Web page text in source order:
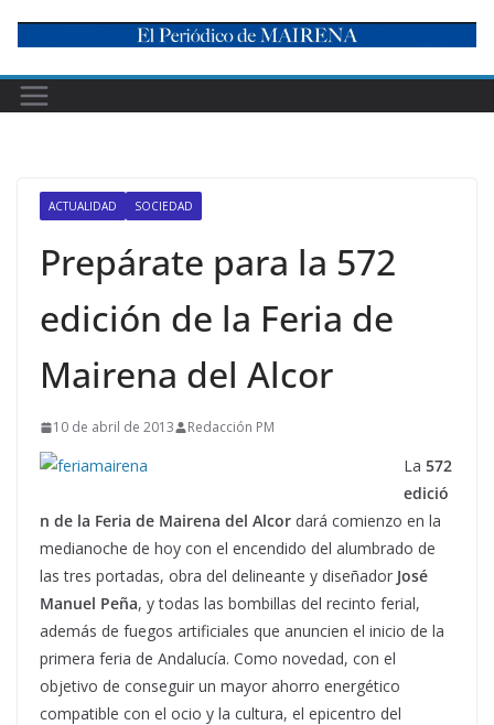
content
ACTUALIDAD SOCIEDAD
Prepárate para la 572
edición de la Feria de
Mairena del Alcor
10 de abril de 2013 Redacción PM
La 572
edició
n de la Feria de Mairena del Alcor dará comienzo en la
medianoche de hoy con el encendido del alumbrado de
las tres portadas, obra del delineante y diseñador José
Manuel Peña, y todas las bombillas del recinto ferial,
además de fuegos artificiales que anuncien el inicio de la
primera feria de Andalucía. Como novedad, con el
objetivo de conseguir un mayor ahorro energético
compatible con el ocio y la cultura, el epicentro del